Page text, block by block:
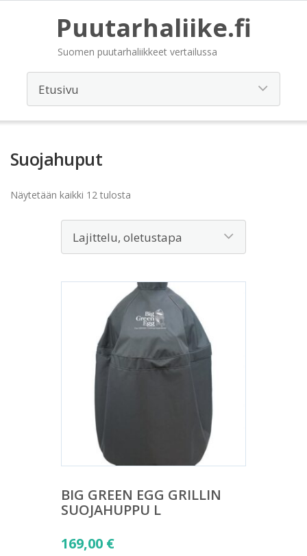
Puutarhaliike.fi
Suomen puutarhaliikkeet vertailussa
Suojahuput
Näytetään kaikki 12 tulosta
BIG GREEN EGG GRILLIN
SUOJAHUPPU L
169,00 €